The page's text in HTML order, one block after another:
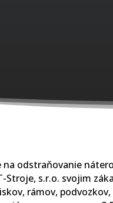
odstraňovanie
Stroje, s.r.o. svojim
rámov,